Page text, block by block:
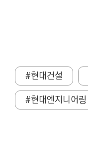
#현대건설
#현대엔지니어링